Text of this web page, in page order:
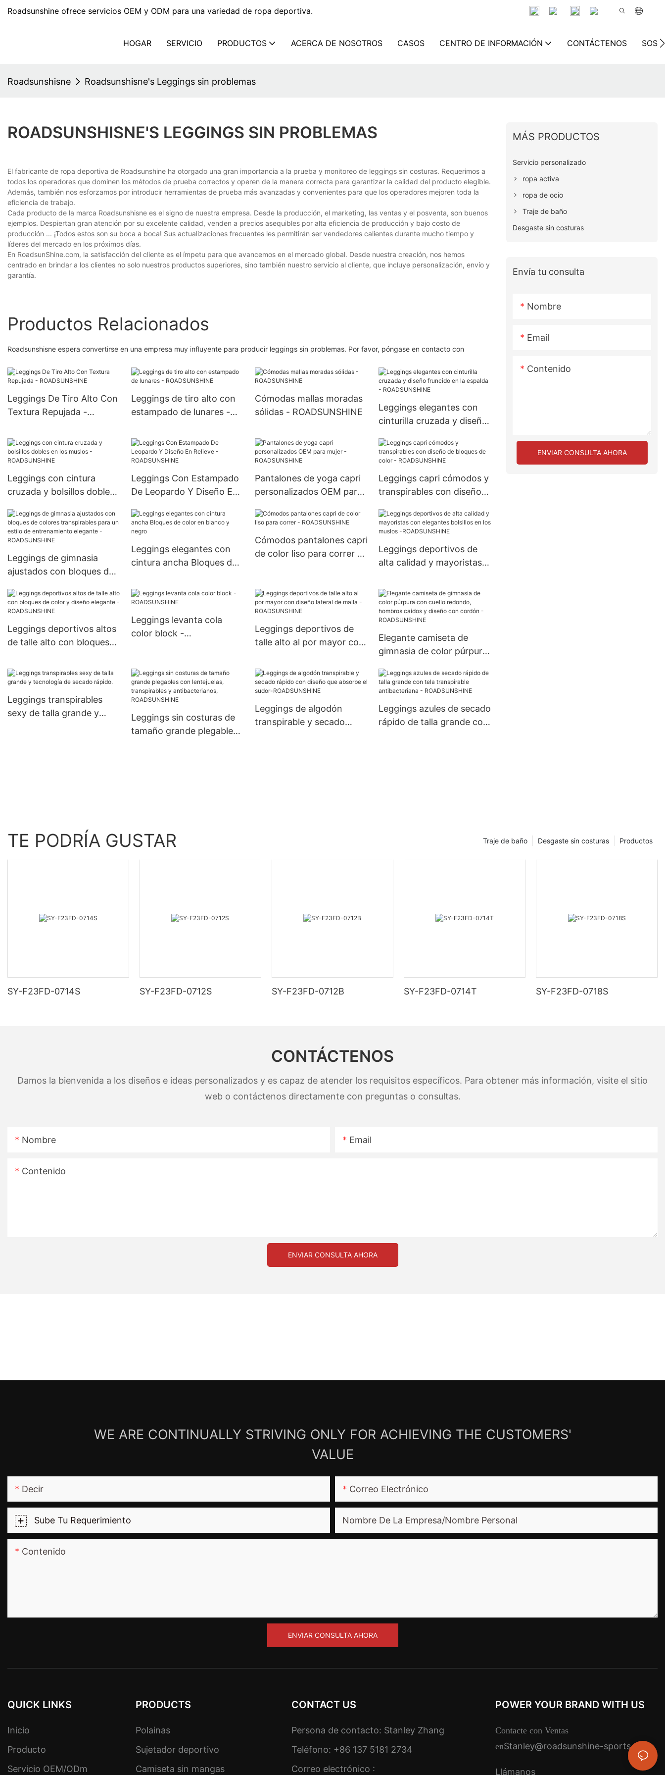
Roadsunshine ofrece servicios OEM y ODM para una variedad de ropa deportiva.
HOGAR SERVICIO PRODUCTOS ACERCA DE NOSOTROS CASOS CENTRO DE INFORMACIÓN CONTÁCTENOS
Roadsunshisne Roadsunshisne's Leggings sin problemas
ROADSUNSHISNE'S LEGGINGS SIN PROBLEMAS
El fabricante de ropa deportiva de Roadsunshine ha otorgado una gran importancia a la prueba y monitoreo de leggings sin costuras. Requerimos a
todos los operadores que dominen los métodos de prueba correctos y operen de la manera correcta para garantizar la calidad del producto elegible.
Además, también nos esforzamos por introducir herramientas de prueba más avanzadas y convenientes para que los operadores mejoren toda la
eficiencia de trabajo.
Cada producto de la marca Roadsunshisne es el signo de nuestra empresa. Desde la producción, el marketing, las ventas y el posventa, son buenos
ejemplos. Despiertan gran atención por su excelente calidad, venden a precios asequibles por alta eficiencia de producción y bajo costo de
producción ... ¡Todos estos son su boca a boca! Sus actualizaciones frecuentes les permitirán ser vendedores calientes durante mucho tiempo y
líderes del mercado en los próximos días.
En RoadsunShine.com, la satisfacción del cliente es el ímpetu para que avancemos en el mercado global. Desde nuestra creación, nos hemos
centrado en brindar a los clientes no solo nuestros productos superiores, sino también nuestro servicio al cliente, que incluye personalización, envío y
garantía.
Productos Relacionados
Roadsunshisne espera convertirse en una empresa muy influyente para producir leggings sin problemas. Por favor, póngase en contacto con
Leggings De Tiro Alto Con
Textura Repujada -
Leggings de tiro alto con
estampado de lunares -
Cómodas mallas moradas
sólidas - ROADSUNSHINE
Leggings elegantes con
cinturilla cruzada y diseño
ROADSUNSHINE
Leggings con cintura
cruzada y bolsillos dobles
ROADSUNSHINE
Leggings Con Estampado
De Leopardo Y Diseño En
Pantalones de yoga capri
personalizados OEM para
Leggings capri cómodos y
transpirables con diseño
ROADSUNSHINE
Leggings de gimnasia
ajustados con bloques de
un estilo de entrenamiento
elegante -
ROADSUNSHINE
Leggings elegantes con
cintura ancha Bloques de
Cómodos pantalones capri
de color liso para correr -
Leggings deportivos de
alta calidad y mayoristas
los muslos -
ROADSUNSHINE
Leggings deportivos altos
de talle alto con bloques
- ROADSUNSHINE
Leggings levanta cola
color block -
Leggings deportivos de
talle alto al por mayor con
ROADSUNSHINE
Elegante camiseta de
gimnasia de color púrpura
hombros caídos y diseño
con cordón -
ROADSUNSHINE
Leggings transpirables
sexy de talla grande y
Leggings sin costuras de
tamaño grande plegables
Leggings de algodón
transpirable y secado
Leggings azules de secado
rápido de talla grande con
MÁS PRODUCTOS
Servicio personalizado
ropa activa
ropa de ocio
Traje de baño
Desgaste sin costuras
Envía tu consulta
Nombre
Email
Contenido
ENVIAR CONSULTA AHORA
TE PODRÍA GUSTAR Productos
Desgaste sin costuras
Traje de baño
SY-F23FD-0714S SY-F23FD-0712S SY-F23FD-0712B SY-F23FD-0714T SY-F23FD-0718S
CONTÁCTENOS
Damos la bienvenida a los diseños e ideas personalizados y es capaz de atender los requisitos específicos. Para obtener más información, visite el sitio
web o contáctenos directamente con preguntas o consultas.
Nombre Email
Contenido
ENVIAR CONSULTA AHORA
WE ARE CONTINUALLY STRIVING ONLY FOR ACHIEVING THE CUSTOMERS'
VALUE
Decir Correo Electrónico
Sube Tu Requerimiento Nombre De La Empresa/nombre Personal
Contenido
ENVIAR CONSULTA AHORA
QUICK LINKS
Inicio
Producto
Servicio OEM/ODm
PRODUCTS
Polainas
Sujetador deportivo
Camiseta sin mangas
CONTACT US
Persona de contacto: Stanley Zhang
Teléfono: +86 137 5181 2734
Correo electrónico :
POWER YOUR BRAND WITH US
Contacte con Ventas
enStanley@roadsunshine-sports.com
Llámanos